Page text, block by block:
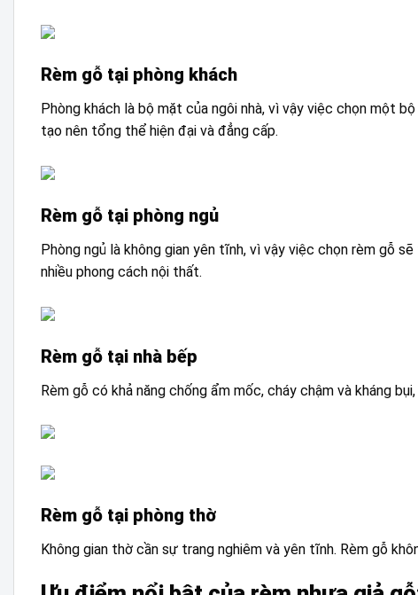
Rèm gỗ tại phòng khách
Phòng khách là bộ mặt của ngôi nhà, vì vậy việc chọn một
tạo nên tổng thể hiện đại và đẳng cấp.
Rèm gỗ tại phòng ngủ
Phòng ngủ là không gian yên tĩnh, vì vậy việc chọn rèm gỗ
nhiều phong cách nội thất.
Rèm gỗ tại nhà bếp
Rèm gỗ có khả năng chống ẩm mốc, cháy chậm và kháng
Rèm gỗ tại phòng thờ
Không gian thờ cần sự trang nghiêm và yên tĩnh. Rèm gỗ